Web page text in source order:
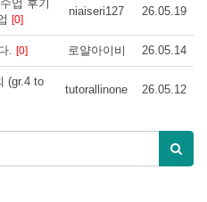
업 후기
[0]
niaiseri127 26.05.19
. [0] 로얄아이비 26.05.14
(gr.4 to
tutorallinone 26.05.12